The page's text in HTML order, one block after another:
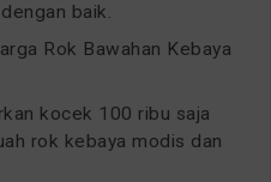
baik.
Rok Bawahan Kebaya
kocek 100 ribu saja
rok kebaya modis dan